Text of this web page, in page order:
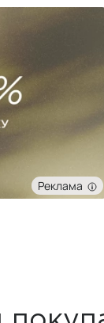
Реклама